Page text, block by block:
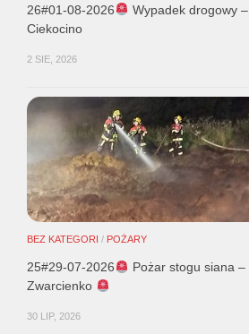
26#01-08-2026
Wypadek drogowy –
Ciekocino
2 SIE, 2026
BEZ KATEGORI / POŻARY
25#29-07-2026
Pożar stogu siana –
Zwarcienko
30 LIP, 2026